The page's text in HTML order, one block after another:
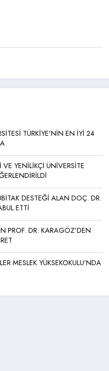
TÜRKİYE’NİN EN İYİ 24
YENİLİKÇİ ÜNİVERSİTE
DESTEĞİ ALAN DOÇ. DR.
ETTİ
PROF. DR. KARAGÖZ’DEN
MESLEK YÜKSEKOKULU’NDA